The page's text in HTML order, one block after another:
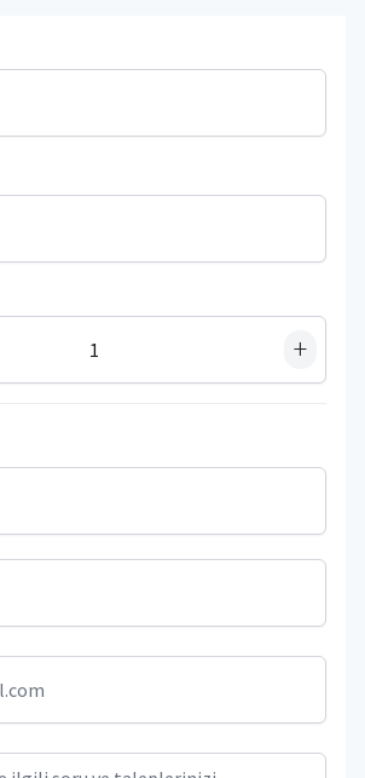
+